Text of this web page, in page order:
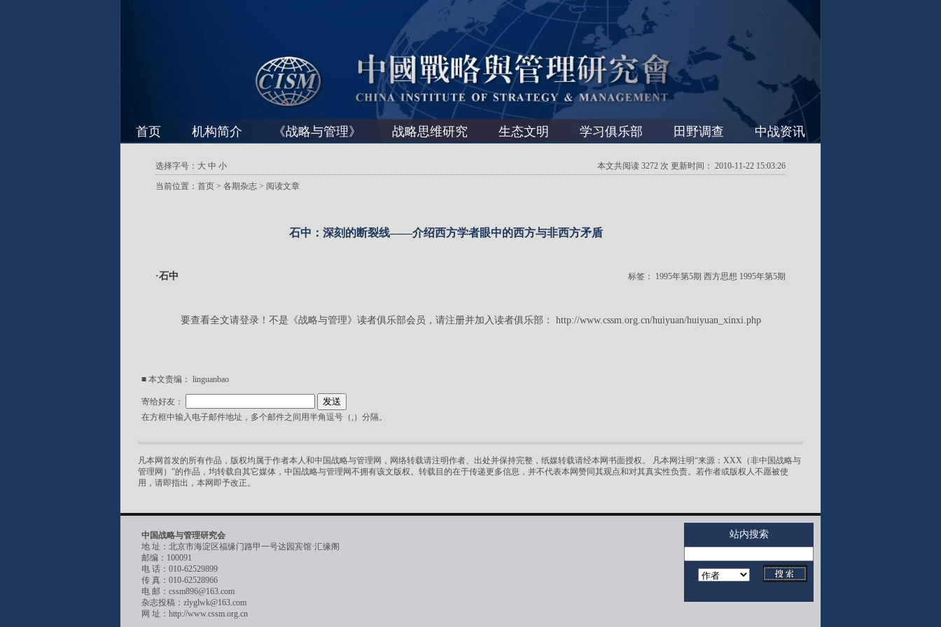
首页 机构简介 《战略与管理》 战略思维研究 生态文明 学习俱乐部 田野调查 中战资讯
选择字号： 大 中 小 本文共阅读 3272 次 更新时间： 2010-11-22 15:03:26
当前位置： 首页 > 各期杂志 > 阅读文章
石中：深刻的断裂线——介绍西方学者眼中的西方与非西方矛盾
·石中 标签： 1995年第5期 西方思想 1995年第5期
要查看全文请登录！不是《战略与管理》读者俱乐部会员，请注册并加入读者俱乐部： http://www.cssm.org.cn/huiyuan/huiyuan_xinxi.php
■ 本文责编： linguanbao
寄给好友：
在方框中输入电子邮件地址，多个邮件之间用半角逗号（,）分隔。
凡本网首发的所有作品，版权均属于作者本人和中国战略与管理网，网络转载请注明作者、出处并保持完整，纸媒转载请经本网书面授权。 凡本网注明“来源：XXX（非中国战略与
管理网）”的作品，均转载自其它媒体，中国战略与管理网不拥有该文版权。转载目的在于传递更多信息，并不代表本网赞同其观点和对其真实性负责。若作者或版权人不愿被使
用，请即指出，本网即予改正。
中国战略与管理研究会
地 址：北京市海淀区福缘门路甲一号达园宾馆·汇缘阁
邮编：100091
电 话：010-62529899
传 真：010-62528966
电 邮：cssm896@163.com
杂志投稿：zlyglwk@163.com
网 址：http://www.cssm.org.cn
站内搜索